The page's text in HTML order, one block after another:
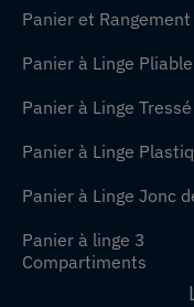
Panier et Rangement
Panier à Linge Pliable
Panier à Linge Tressé
Panier à Linge
Panier à Linge Jonc
Panier à linge 3
Compartiments